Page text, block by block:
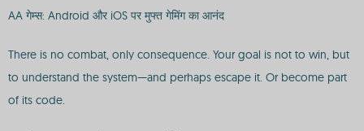
AA गेम्स: Android और iOS पर मुफ्त गेमिंग का आनंद
There is no combat, only consequence. Your goal is not to win, but
to understand the system—and perhaps escape it. Or become part
of its code.